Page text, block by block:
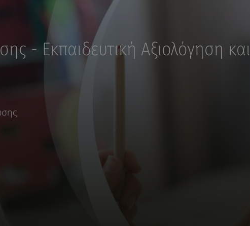
- Εκπαιδευτική Αξιολόγηση και